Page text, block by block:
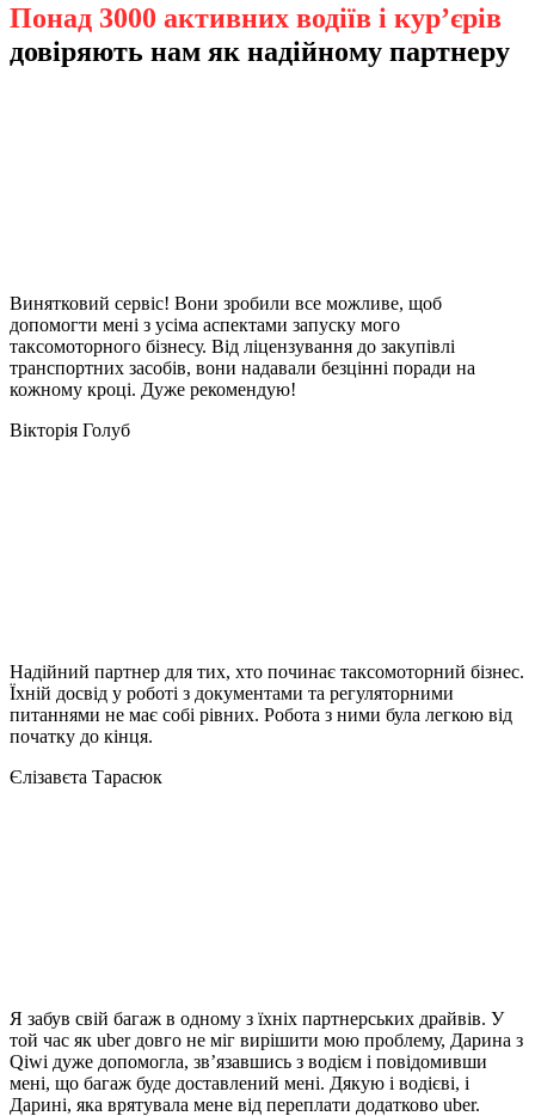
Понад 3000 активних водіїв і кур’єрів
довіряють нам як надійному партнеру
Винятковий сервіс! Вони зробили все можливе, щоб
допомогти мені з усіма аспектами запуску мого
таксомоторного бізнесу. Від ліцензування до закупівлі
транспортних засобів, вони надавали безцінні поради на
кожному кроці. Дуже рекомендую!
Вікторія Голуб
Надійний партнер для тих, хто починає таксомоторний бізнес.
Їхній досвід у роботі з документами та регуляторними
питаннями не має собі рівних. Робота з ними була легкою від
початку до кінця.
Єлізавєта Тарасюк
Я забув свій багаж в одному з їхніх партнерських драйвів. У
той час як uber довго не міг вирішити мою проблему, Дарина з
Qiwi дуже допомогла, зв’язавшись з водієм і повідомивши
мені, що багаж буде доставлений мені. Дякую і водієві, і
Дарині, яка врятувала мене від переплати додатково uber.